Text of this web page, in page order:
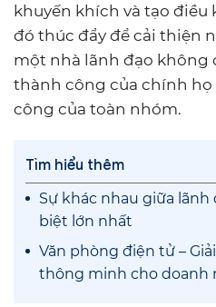
khuyến khích và tạo
đó thúc đẩy để cải thiện
một nhà lãnh đạo không
thành công của chính
công của toàn nhóm.
Tìm hiểu thêm
Sự khác nhau giữa lãnh
biệt lớn nhất
Văn phòng điện tử –
thông minh cho doanh